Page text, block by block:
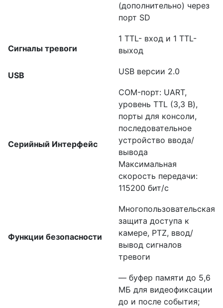
(дополнительно) через
порт SD
Сигналы тревоги
1 TTL- вход и 1 TTL-
выход
USB USB версии 2.0
Серийный Интерфейс
COM-порт: UART,
уровень TTL (3,3 В),
порты для консоли,
последовательное
устройство ввода/
вывода
Максимальная
скорость передачи:
115200 бит/с
Функции безопасности
Многопользовательская
защита доступа к
камере, PTZ, ввод/
вывод сигналов
тревоги
— буфер памяти до 5,6
МБ для видеофиксации
до и после события;